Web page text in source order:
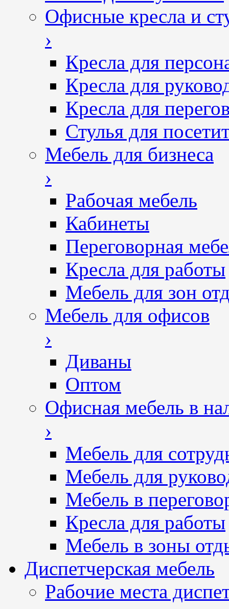
Офисные кресла и
›
Кресла для
Кресла для
Кресла для
Стулья для
Мебель для бизнеса
›
Рабочая мебель
Кабинеты
Переговорная
Кресла для работы
Мебель для зон
Мебель для офисов
›
Диваны
Оптом
Офисная мебель в
›
Мебель для
Мебель для
Мебель в
Кресла для работы
Мебель в зоны
Диспетчерская мебель
Рабочие места